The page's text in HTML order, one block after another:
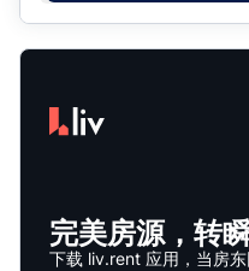
完美房源，转
下载 liv.rent 应用，当房